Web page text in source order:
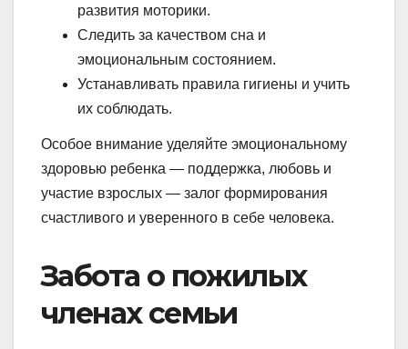
развития моторики.
Следить за качеством сна и
эмоциональным состоянием.
Устанавливать правила гигиены и учить
их соблюдать.
Особое внимание уделяйте эмоциональному
здоровью ребенка — поддержка, любовь и
участие взрослых — залог формирования
счастливого и уверенного в себе человека.
Забота о пожилых
членах семьи